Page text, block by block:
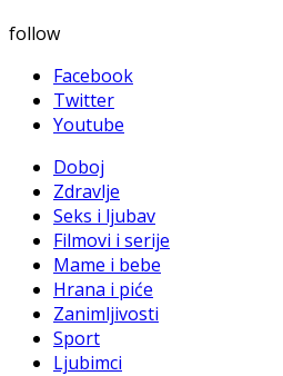
follow
Facebook
Twitter
Youtube
Doboj
Zdravlje
Seks i ljubav
Filmovi i serije
Mame i bebe
Hrana i piće
Zanimljivosti
Sport
Ljubimci